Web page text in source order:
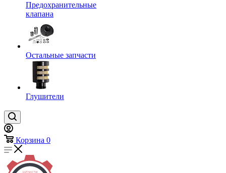
Предохранительные
клапана
Остальные запчасти
Глушители
Корзина 0